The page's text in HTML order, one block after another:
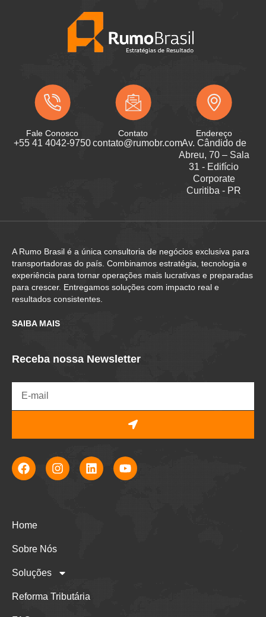
Fale Conosco
+55 41 4042-9750
Contato
contato@rumobr.com
Endereço
Av. Cândido de
Abreu, 70 – Sala
31 - Edifício
Corporate
Curitiba - PR
A Rumo Brasil é a única consultoria de negócios exclusiva para
transportadoras do país. Combinamos estratégia, tecnologia e
experiência para tornar operações mais lucrativas e preparadas
para crescer. Entregamos soluções com impacto real e
resultados consistentes.
SAIBA MAIS
Receba nossa Newsletter
Home
Sobre Nós
Soluções
Reforma Tributária